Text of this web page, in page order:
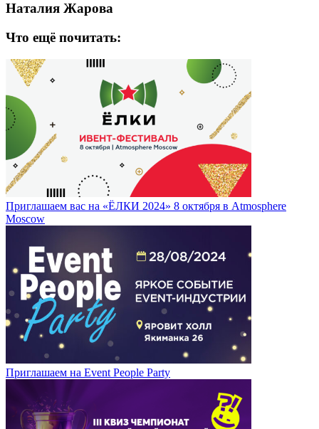
Наталия Жарова
Что ещё почитать:
Приглашаем вас на «ЁЛКИ 2024» 8 октября в Atmosphere
Moscow
Приглашаем на Event People Party